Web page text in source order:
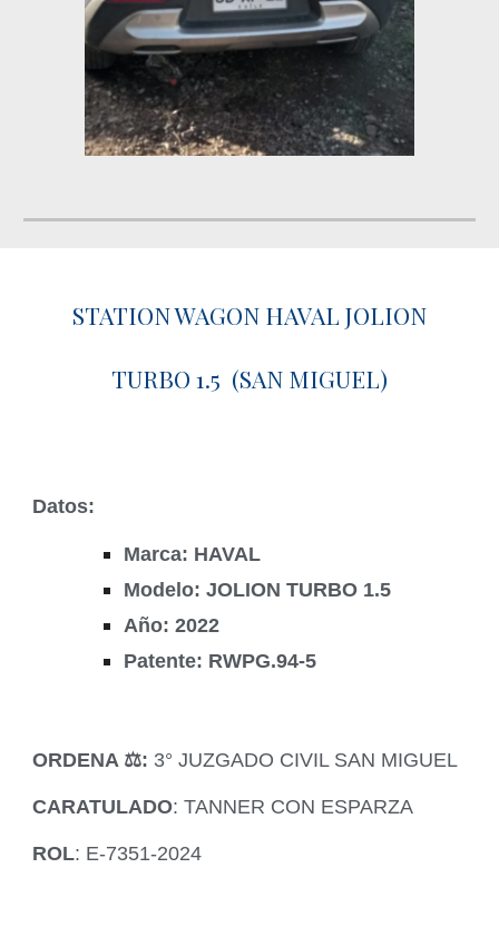
STATION WAGON HAVAL JOLION
TURBO 1.5 (SAN MIGUEL)
Datos:
Marca: HAVAL
Modelo: JOLION TURBO 1.5
Año: 2022
Patente: RWPG.94-5
ORDENA ‍⚖️: 3° JUZGADO CIVIL SAN MIGUEL
CARATULADO: TANNER CON ESPARZA
ROL: E-7351-2024